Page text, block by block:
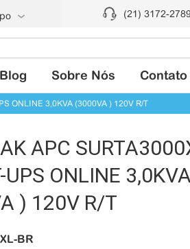
(21) 3172-
Blog Sobre Nós Contato
ONLINE 3,0KVA (3000VA ) 120V R/T
APC
UPS ONLINE 3,0KVA
) 120V R/T
BR